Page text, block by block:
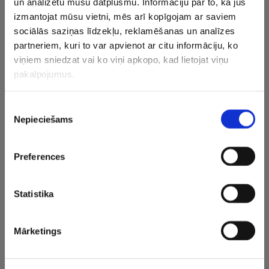
izmantojat mūsu vietni, mēs arī kopīgojam ar saviem
sociālās saziņas līdzekļu, reklamēšanas un analīzes
partneriem, kuri to var apvienot ar citu informāciju, ko
viņiem sniedzat vai ko viņi apkopo, kad lietojat viņu
pakalpojumus.
izvēle
Nepieciešams
Preferences
Statistika
Mārketings
Filips Buncis(1%, 1 Votes)
Oskars Lapinskis(0%, 0 Votes)
Kristofers Bindulis(0%, 0 Votes)